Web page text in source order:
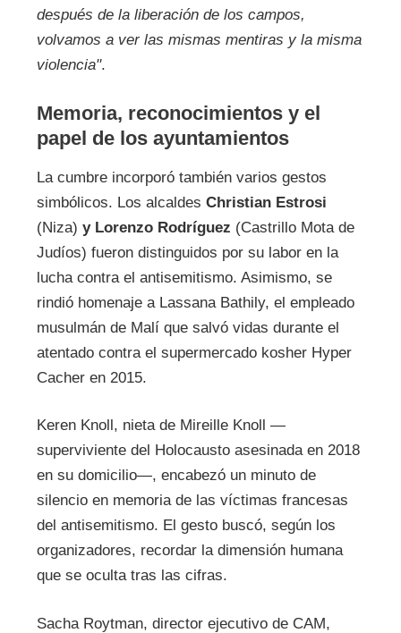
después de la liberación de los campos,
volvamos a ver las mismas mentiras y la misma
violencia".
Memoria, reconocimientos y el
papel de los ayuntamientos
La cumbre incorporó también varios gestos
simbólicos. Los alcaldes Christian Estrosi
(Niza) y Lorenzo Rodríguez (Castrillo Mota de
Judíos) fueron distinguidos por su labor en la
lucha contra el antisemitismo. Asimismo, se
rindió homenaje a Lassana Bathily, el empleado
musulmán de Malí que salvó vidas durante el
atentado contra el supermercado kosher Hyper
Cacher en 2015.
Keren Knoll, nieta de Mireille Knoll —
superviviente del Holocausto asesinada en 2018
en su domicilio—, encabezó un minuto de
silencio en memoria de las víctimas francesas
del antisemitismo. El gesto buscó, según los
organizadores, recordar la dimensión humana
que se oculta tras las cifras.
Sacha Roytman, director ejecutivo de CAM,